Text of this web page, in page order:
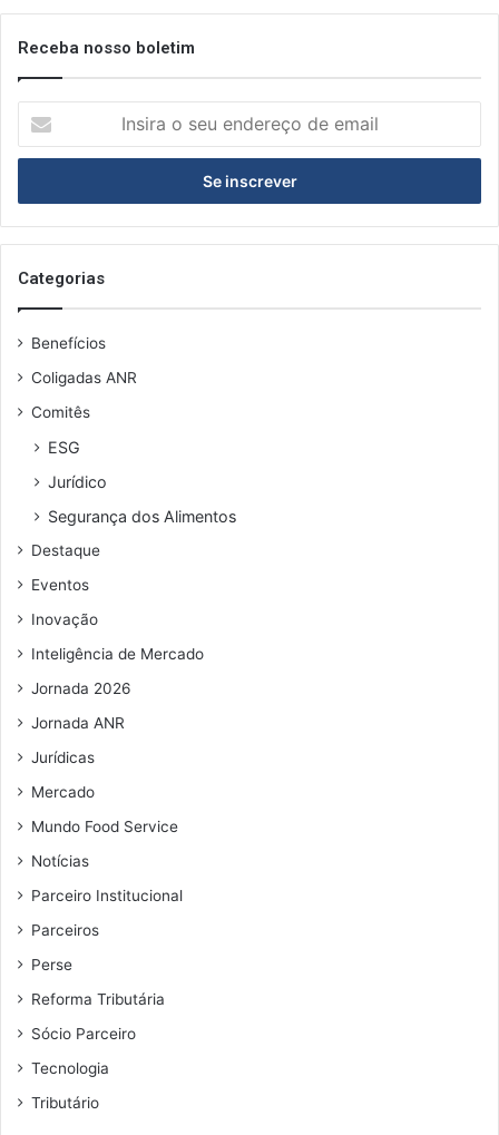
Receba nosso boletim
s
r
a
s
e
n
e
e
e
a
i
Categorias
Benefícios
Coligadas ANR
Comitês
ESG
Jurídico
Segurança dos Alimentos
Destaque
Eventos
Inovação
Inteligência de Mercado
Jornada 2026
Jornada ANR
Jurídicas
Mercado
Mundo Food Service
Notícias
Parceiro Institucional
Parceiros
Perse
Reforma Tributária
Sócio Parceiro
Tecnologia
Tributário